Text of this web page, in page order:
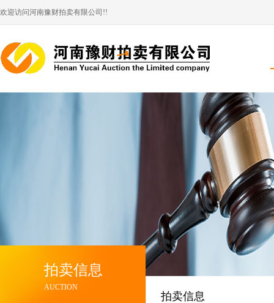
欢迎访问河南豫财拍卖有限公司!!
拍卖信息
AUCTION
拍卖信息